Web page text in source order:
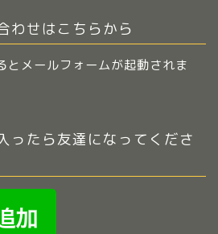
わせはこちらから
とメールフォームが起動されま
ったら友達になってくださ